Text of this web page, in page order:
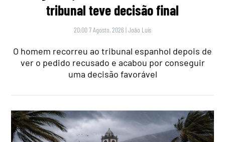
tribunal teve decisão final
20:00 7 Agosto, 2026 |João Luís
O homem recorreu ao tribunal espanhol depois de
ver o pedido recusado e acabou por conseguir
uma decisão favorável